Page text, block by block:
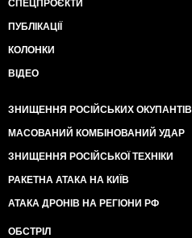
СПЕЦПРОЄКТИ
ПУБЛІКАЦІЇ
КОЛОНКИ
ВІДЕО
ЗНИЩЕННЯ РОСІЙСЬКИХ ОКУПАНТІВ
МАСОВАНИЙ КОМБІНОВАНИЙ УДАР
ЗНИЩЕННЯ РОСІЙСЬКОЇ ТЕХНІКИ
РАКЕТНА АТАКА НА КИЇВ
АТАКА ДРОНІВ НА РЕГІОНИ РФ
ОБСТРІЛ